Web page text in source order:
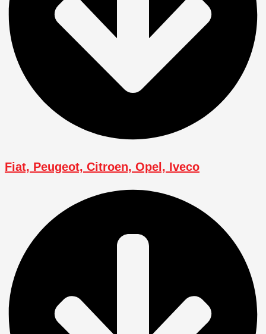
Fiat, Peugeot, Citroen, Opel, Iveco